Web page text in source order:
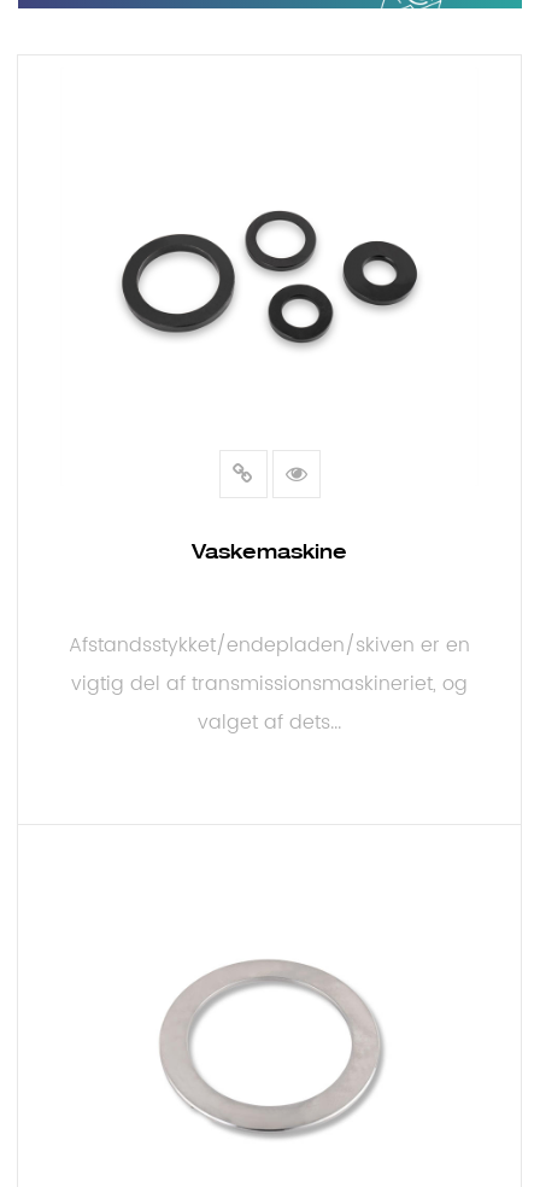
Vaskemaskine
Afstandsstykket/endepladen/skiven er en
vigtig del af transmissionsmaskineriet, og
valget af dets...